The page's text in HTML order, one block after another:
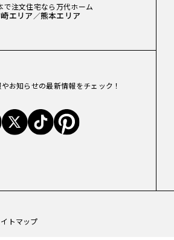
で注文住宅なら万代ホーム
エリア ／熊本エリア
お知らせの最新情報をチェック！
トマップ